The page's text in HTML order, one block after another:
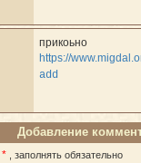
прикоьно
https://
add
Добавление
* , заполнять обязательно